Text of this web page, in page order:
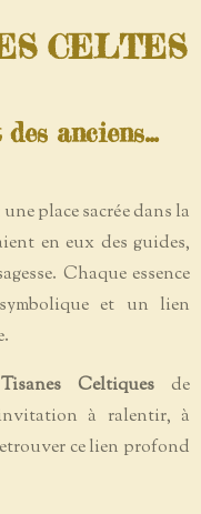
CELTES
anciens...
place sacrée dans la
en eux des guides,
Chaque essence
et un lien
Tisanes Celtiques de
à ralentir, à
ce lien profond